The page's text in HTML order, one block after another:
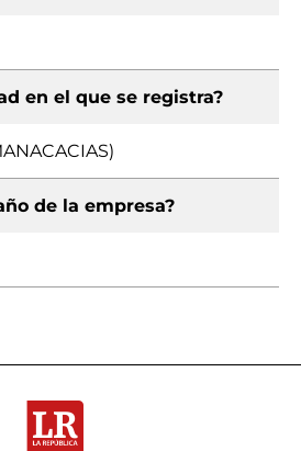
en el que se registra?
de la empresa?